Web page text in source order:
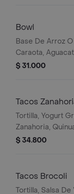
Bowl
Base De Arroz
Caraota,
Salsa De Soya,
$ 31.000
Tacos
Tortilla, Yogurt
Zanahoria,
Agave, Queso
$ 34.800
Tacos Brocoli
Tortilla, Salsa